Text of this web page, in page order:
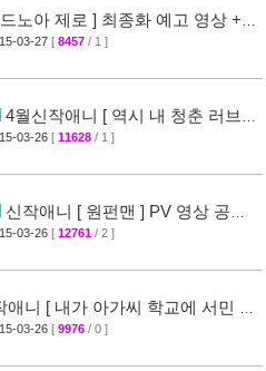
노아 제로 ] 최종화 예고 영상 +
매 정보 [40]
03-27 [ 8457 / 1 ]
4월신작애니 [ 역시 내 청춘 러브코
다 속 ] 2차 PV 영상 공개
03-26 [ 11628 / 1 ]
신작애니 [ 원펀맨 ] PV 영상 공개 (
) [49]
03-26 [ 12761 / 2 ]
애니 [ 내가 아가씨 학교에 서민 샘
사건 ] 티저 영상 공개
03-26 [ 9976 / 0 ]